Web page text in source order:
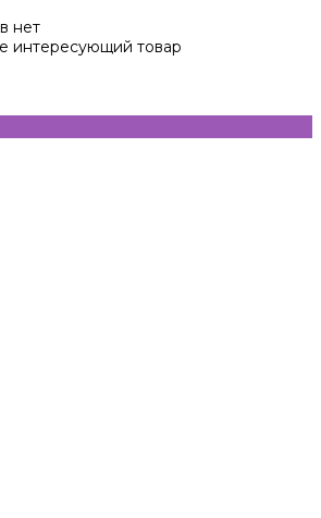
нет
интересующий товар